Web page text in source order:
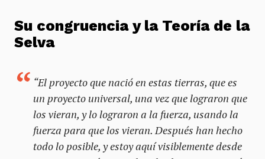
Su congruencia y la Teoría de la
Selva
“El proyecto que nació en estas tierras, que es
un proyecto universal, una vez que lograron que
los vieran, y lo lograron a la fuerza, usando la
fuerza para que los vieran. Después han hecho
todo lo posible, y estoy aquí visiblemente desde